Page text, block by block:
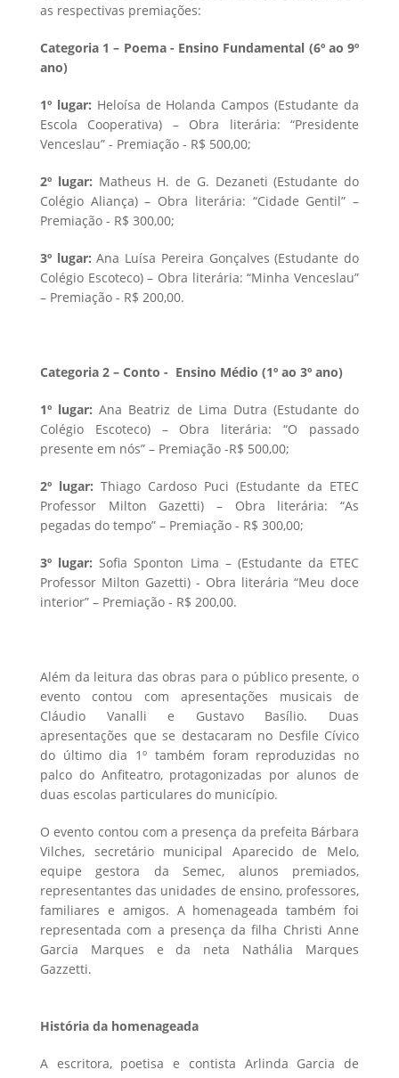
as respectivas premiações:
Categoria 1 – Poema - Ensino Fundamental (6º ao 9º
ano)
1º lugar: Heloísa de Holanda Campos (Estudante da
Escola Cooperativa) – Obra literária: “Presidente
Venceslau” - Premiação - R$ 500,00;
2º lugar: Matheus H. de G. Dezaneti (Estudante do
Colégio Aliança) – Obra literária: “Cidade Gentil” –
Premiação - R$ 300,00;
3º lugar: Ana Luísa Pereira Gonçalves (Estudante do
Colégio Escoteco) – Obra literária: “Minha Venceslau”
– Premiação - R$ 200,00.
Categoria 2 – Conto - Ensino Médio (1º ao 3º ano)
1º lugar: Ana Beatriz de Lima Dutra (Estudante do
Colégio Escoteco) – Obra literária: “O passado
presente em nós” – Premiação -R$ 500,00;
2º lugar: Thiago Cardoso Puci (Estudante da ETEC
Professor Milton Gazetti) – Obra literária: “As
pegadas do tempo” – Premiação - R$ 300,00;
3º lugar: Sofia Sponton Lima – (Estudante da ETEC
Professor Milton Gazetti) - Obra literária “Meu doce
interior” – Premiação - R$ 200,00.
Além da leitura das obras para o público presente, o
evento contou com apresentações musicais de
Cláudio Vanalli e Gustavo Basílio. Duas
apresentações que se destacaram no Desfile Cívico
do último dia 1º também foram reproduzidas no
palco do Anfiteatro, protagonizadas por alunos de
duas escolas particulares do município.
O evento contou com a presença da prefeita Bárbara
Vilches, secretário municipal Aparecido de Melo,
equipe gestora da Semec, alunos premiados,
representantes das unidades de ensino, professores,
familiares e amigos. A homenageada também foi
representada com a presença da filha Christi Anne
Garcia Marques e da neta Nathália Marques
Gazzetti.
História da homenageada
A escritora, poetisa e contista Arlinda Garcia de